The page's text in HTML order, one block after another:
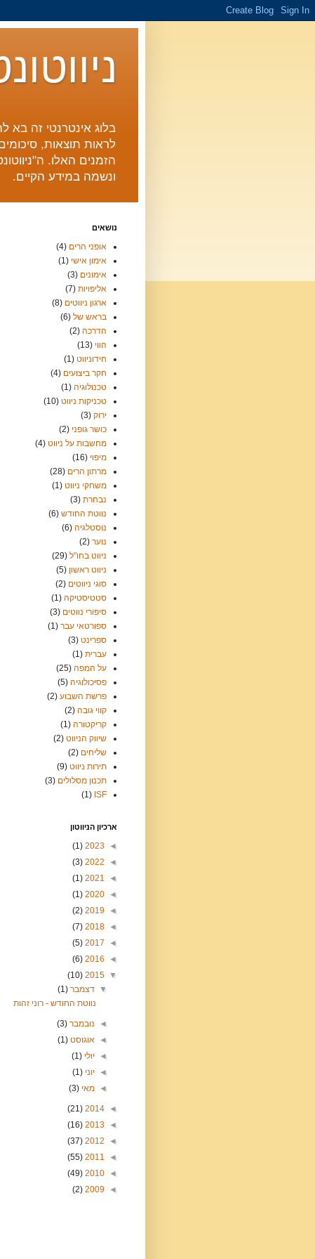
בלוג אינטרנטי זה בא
לראות תוצאות,
הזמנים האלו.
ונשמה במידע הקיים.
נושאים
אופני הרים (4)
אימון אישי (1)
אימונים (3)
אליפויות (7)
ארגון ניווטים (8)
בראש של (6)
הדרכה (2)
הווי (13)
חידוניווט (1)
חקר ביצועים (4)
טכנולוגיה (1)
טכניקות ניווט (10)
ירוק (3)
כושר גופני (2)
מחשבות על ניווט (4)
מיפוי (16)
מרתון הרים (28)
משחקי ניווט (1)
נבחרת (3)
נווטת החודש (6)
נוסטלגיה (6)
נוער (2)
ניווט בחו"ל (29)
ניווט ראשון (5)
סוגי ניווטים (2)
סטטיסטיקה (1)
סיפורי נווטים (3)
ספורטאי עבר (1)
ספרינט (3)
עברית (1)
על המפה (25)
פסיכולוגיה (5)
פרשת השבוע (2)
קווי גובה (2)
קריקטורה (1)
שיווק הניווט (2)
שליחים (2)
תירות ניווט (9)
תכנון מסלולים (3)
ISF
(1)
ארכיון הניווטון
◄
2023
(1)
◄
2022
(3)
◄
2021
(1)
◄
2020
(1)
◄
2019
(2)
◄
2018
(7)
◄
2017
(5)
◄
2016
(6)
▼
2015
(10)
▼דצמבר(1)
נווטת החודש - רוני זהות
◄ נובמבר(3)
◄ אוגוסט(1)
◄ יולי(1)
◄ יוני(1)
◄מאי(3)
◄
2014
(21)
◄
2013
(16)
◄
2012
(37)
◄
2011
(55)
◄
2010
(49)
◄
2009
(2)